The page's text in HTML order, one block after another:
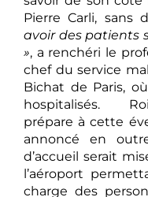
Pierre Carli, sans
avoir des patients
», a renchéri le
chef du service
Bichat de Paris,
hospitalisés.
prépare à cette
annoncé en
d’accueil serait
l’aéroport
charge des